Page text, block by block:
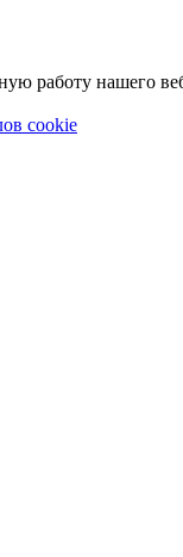
работу нашего
cookie